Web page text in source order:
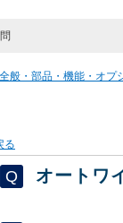
般・部品・機能・オプ
る
オートワ